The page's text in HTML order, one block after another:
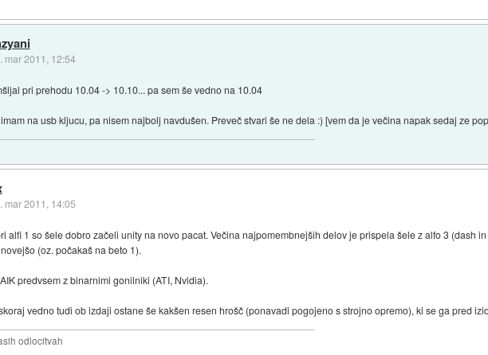
mar 2011, 12:54
pri prehodu 10.04 -> 10.10... pa sem še vedno na 10.04
na usb kljucu, pa nisem najbolj navdušen. Preveč stvari še ne dela :) [vem da je večina napak sedaj ze
mar 2011, 14:05
alfi 1 so šele dobro začeli unity na novo pacat. Večina najpomembnejših delov je prispela šele z alfo 3 (dash
(oz. počakaš na beto 1).
predvsem z binarnimi gonilniki (ATI, Nvidia).
vedno tudi ob izdaji ostane še kakšen resen hrošč (ponavadi pogojeno s strojno opremo), ki se ga pred
odlocitvah